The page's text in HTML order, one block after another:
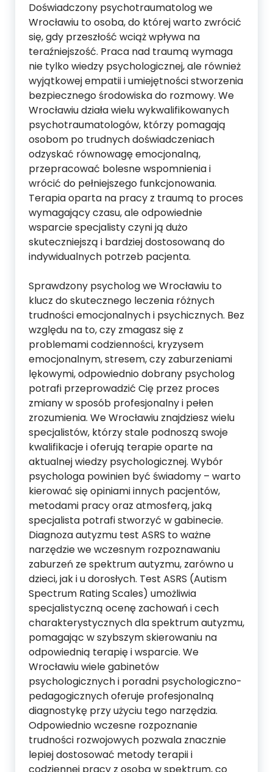
Doświadczony psychotraumatolog we
Wrocławiu to osoba, do której warto zwrócić
się, gdy przeszłość wciąż wpływa na
teraźniejszość. Praca nad traumą wymaga
nie tylko wiedzy psychologicznej, ale również
wyjątkowej empatii i umiejętności stworzenia
bezpiecznego środowiska do rozmowy. We
Wrocławiu działa wielu wykwalifikowanych
psychotraumatologów, którzy pomagają
osobom po trudnych doświadczeniach
odzyskać równowagę emocjonalną,
przepracować bolesne wspomnienia i
wrócić do pełniejszego funkcjonowania.
Terapia oparta na pracy z traumą to proces
wymagający czasu, ale odpowiednie
wsparcie specjalisty czyni ją dużo
skuteczniejszą i bardziej dostosowaną do
indywidualnych potrzeb pacjenta.
Sprawdzony psycholog we Wrocławiu to
klucz do skutecznego leczenia różnych
trudności emocjonalnych i psychicznych. Bez
względu na to, czy zmagasz się z
problemami codzienności, kryzysem
emocjonalnym, stresem, czy zaburzeniami
lękowymi, odpowiednio dobrany psycholog
potrafi przeprowadzić Cię przez proces
zmiany w sposób profesjonalny i pełen
zrozumienia. We Wrocławiu znajdziesz wielu
specjalistów, którzy stale podnoszą swoje
kwalifikacje i oferują terapie oparte na
aktualnej wiedzy psychologicznej. Wybór
psychologa powinien być świadomy – warto
kierować się opiniami innych pacjentów,
metodami pracy oraz atmosferą, jaką
specjalista potrafi stworzyć w gabinecie.
Diagnoza autyzmu test ASRS to ważne
narzędzie we wczesnym rozpoznawaniu
zaburzeń ze spektrum autyzmu, zarówno u
dzieci, jak i u dorosłych. Test ASRS (Autism
Spectrum Rating Scales) umożliwia
specjalistyczną ocenę zachowań i cech
charakterystycznych dla spektrum autyzmu,
pomagając w szybszym skierowaniu na
odpowiednią terapię i wsparcie. We
Wrocławiu wiele gabinetów
psychologicznych i poradni psychologiczno-
pedagogicznych oferuje profesjonalną
diagnostykę przy użyciu tego narzędzia.
Odpowiednio wczesne rozpoznanie
trudności rozwojowych pozwala znacznie
lepiej dostosować metody terapii i